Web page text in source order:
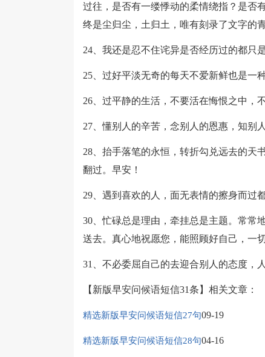
过往，是否有一缕悸动的柔情绕指？是否
终是尘归尘，土归土，唯有刻录了文字的
24、我还是忍不住诧异是否经历过的都只
25、过好平淡无奇的每天不爱新鲜也是一
26、过平静的生活，不要活在悔恨之中，
27、懂别人的辛苦，念别人的恩惠，知别
28、抬手落笔的永恒，转折勾兑远去的天
翻过。早安！
29、遇到喜欢的人，面无表情的擦身而过
30、忙碌总是理由，牵挂总是主题。常常
送去。真心地祝愿您，能照顾好自己，一
31、不必委屈自己的去迎合别人的态度，
【新版早安问候语短信31条】相关文章：
精选新版早安问候语短信27句09-19
精选新版早安问候语短信28句04-16